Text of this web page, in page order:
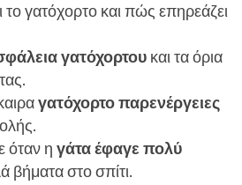
το γατόχορτο και πώς επηρεάζει
γατόχορτουκαι τα όρια
γατόχορτο παρενέργειες
όταν η γάτα έφαγε πολύ
βήματα στο σπίτι.